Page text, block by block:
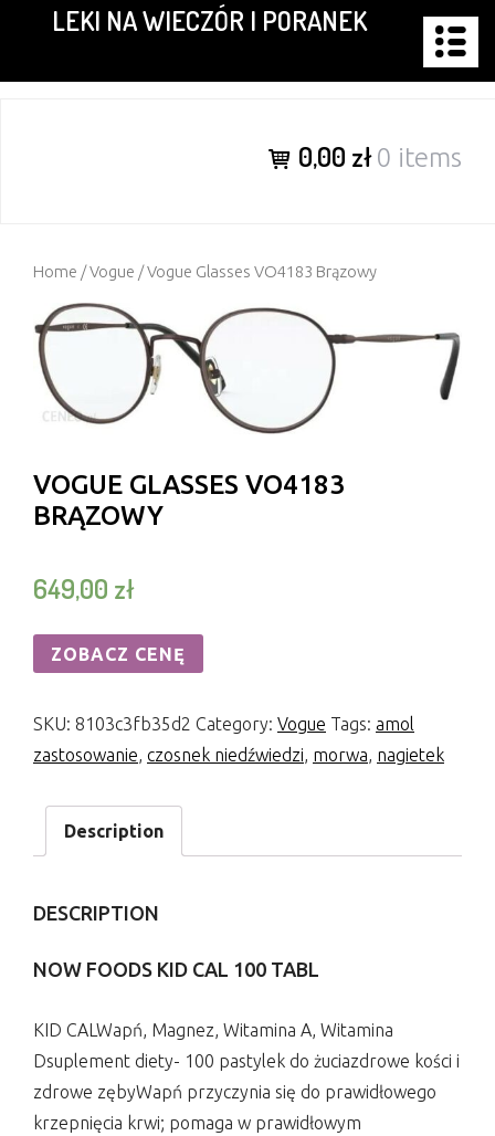
content
LEKI NA WIECZÓR I PORANEK
0,00 zł0 items
Home /Vogue / Vogue Glasses VO4183 Brązowy
VOGUE GLASSES VO4183
BRĄZOWY
649,00 zł
ZOBACZ CENĘ
SKU: 8103c3fb35d2 Category: Vogue Tags: amol
zastosowanie, czosnek niedźwiedzi, morwa, nagietek
Description
DESCRIPTION
NOW FOODS KID CAL 100 TABL
KID CALWapń, Magnez, Witamina A, Witamina
Dsuplement diety- 100 pastylek do żuciazdrowe kości i
zdrowe zębyWapń przyczynia się do prawidłowego
krzepnięcia krwi; pomaga w prawidłowym